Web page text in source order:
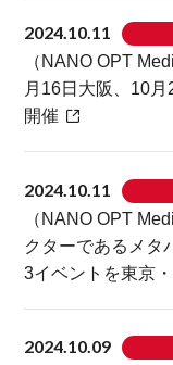
2024.10.11
（NANO OPT
月16日大阪、10
開催
2024.10.11
（NANO OPT
クターであるメタ
3イベントを東京
2024.10.09